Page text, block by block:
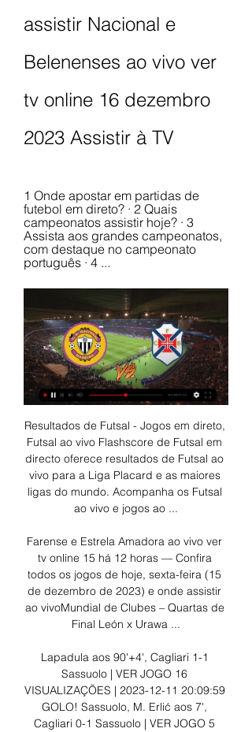
assistir Nacional e
Belenenses ao vivo ver
tv online 16 dezembro
2023 Assistir à TV
1 Onde apostar em partidas de
futebol em direto? · 2 Quais
campeonatos assistir hoje? · 3
Assista aos grandes campeonatos,
com destaque no campeonato
português · 4 ...
Resultados de Futsal - Jogos em direto, Futsal ao vivo Flashscore de Futsal em directo oferece resultados de Futsal ao vivo para a Liga Placard e as maiores ligas do mundo. Acompanha os Futsal ao vivo e jogos ao ...

Farense e Estrela Amadora ao vivo ver tv online 15 há 12 horas — Confira todos os jogos de hoje, sexta-feira (15 de dezembro de 2023) e onde assistir ao vivoMundial de Clubes – Quartas de Final León x Urawa ...

Lapadula aos 90'+4', Cagliari 1-1 Sassuolo | VER JOGO 16 VISUALIZAÇÕES | 2023-12-11 20:09:59 GOLO! Sassuolo, M. Erlić aos 7', Cagliari 0-1 Sassuolo | VER JOGO 5 VISUALIZAÇÕES | 2023-12-11 19:51:31 GOLO! Empoli, H. Rafia (p. ) aos 71', Empoli 1-1 Lecce | VER JOGO 5 VISUALIZAÇÕES | 2023-12-11 19:50:51 GOLO! Lecce, L. Banda aos 64', Empoli 0-1 Lecce | VER JOGO 50 VISUALIZAÇÕES | 2023-12-10 22:08:37 GOLO! Fiorentina, L. Martínez aos 66', Roma 1-1 Fiorentina | VER JOGO 869 VISUALIZAÇÕES | 2023-12-10 19:59:43 GOLO! Roma, R. Lukaku aos 5', Roma 1-0 Fiorentina | VER JOGO 0 VISUALIZAÇÕES | 2023-12-10 18:50:49 GOLO! Salernitana, Simy aos 75', Salernitana 1-2 Bologna | VER JOGO 1 VISUALIZAÇÕES | 2023-12-10 17:36:10 GOLO! Bologna, J. 

Assistir times online ao vivo - futebolplayhd.com 31/12/2022 — Vivo Online Grátis Sem Travar Tv Online Ao Vivo Grátis e em HD. VILLA Assistir Nacional x Internacional ao vivo 07/06/2023 HD online. 07 ...

instagram. com/tabelaesportivaoficial https://twitter. com/okayokayentret1 Primeiramente, gostaríamos de perguntar: você já acompanha nosso site? Caso não, recomendamos que você se inscreva para receber informações atualizadas sobre as principais competições do esporte mundial. Em nosso site, você encontrará guias de TV e internet, além dos melhores momentos das partidas, informações sobre o mercado da bola e a possibilidade de assistir aos jogos de futebol AO VIVO. Essas são algumas das vantagens que oferecemos para que você não perca nenhum evento esportivo importante. Além disso, ao se inscrever, você ficará por dentro das notícias em resumo, com detalhes sobre escalações, datas, horários, locais, prognósticos e links para acompanhar seu esporte favorito AO VIVO. 

assistir Benfica x Farense ao vivo agora 8 dezembro 2023 12 há 8 dias — Assistir Benfica x Farense 08/12/2023 15:00 online grátis no Multicanais ao vivo. Assista TV Online Grátis, canais de TV aberta 24 0. +. 0 ...

Onde assistir o jogo CD Nacional x CF Belenenses AO VIVO Segunda LigaCD Nacional x CF Belenenses duelam hoje, Sábado (16 de dezembro), o emocionante confronto está marcado para às 12h30 (horário de Brasília) Segunda Liga na sua edição 2023/24. Para se manter informado sobre todos os detalhes desta imperdível partida entre CD Nacional x CF Belenenses, incluindo opções de como e onde assistir na TV, celular, notebook, tablet e aplicativos de streaming, confie no Tabela Esportiva! Aqui, forneceremos todas as informações do jogo, para que você não perca nenhum lance importante! BETANO – Abra sua conta e ganhe Bônus de boas-vindas de 100% até R$500 (Clique Aqui) Ganhe 30 dias grátis no DAZN e acompanhe AO VIVO os principais eventos esportivos Onde assistir CD Nacional x CF Belenenses Futebol AO VIVO na TV Infelizmente, não será possível acompanhar a partida através da transmissão de TV. Como assistir CD Nacional x CF Belenenses Futebol AO VIVO Online no seu celular, tablet e notebook A fim de não perder nenhum lance do jogo ao vivo, você pode acompanhar tudo em tempo real através do seu celular, tablet ou PC. 

Boateng aos 29', Arouca 0-2 Rio Ave | VER JOGO 179 VISUALIZAÇÕES | 2023-12-10 18:11:01 GOLO! Rio Ave, Santos aos 5', Arouca 0-1 Rio Ave | VER JOGO 475 VISUALIZAÇÕES | 2023-12-10 17:56:11 Liga Portugal Betclic (13ªJ): Resumo Estrela Amadora 3-1 Boavista | VER JOGO 166 VISUALIZAÇÕES | 2023-12-10 17:28:47 GOLO! Estrela Amadora, Kikas aos 84', Estrela Amadora 3-1 Boavista | VER JOGO 156 VISUALIZAÇÕES | 2023-12-10 17:22:40 GOLO! Estrela Amadora, R. Abascal (p. b. ) aos 78', Estrela Amadora 2-1 Boavista | VER JOGO 149 VISUALIZAÇÕES | 2023-12-10 17:16:08 GOLO! Boavista, Martim Tavares aos 74', Estrela Amadora 1-1 Boavista | VER JOGO 235 VISUALIZAÇÕES | 2023-12-10 16:55:45 GOLO! Estrela Amadora, Léo Jabá aos 52', Estrela Amadora 1-0 Boavista | VER JOGO 3210 VISUALIZAÇÕES | 2023-12-09 22:57:46 Liga Portugal Betclic (13ªJ): Resumo FC Porto 3-1 Casa Pia | VER JOGO Notícias Champions: Galeno eleito novamente Jogador da Semana Galeno repetiu a eleição de melhor jogador na última jornada da fase de grupos da Liga dos Campeões, após contabilizar dois golos e duas assistências na vitória do FC Porto por 5-3 diante dos ucranianos do Shakhtar Donetsk. 

Por exemplo, você pode assistir a partida entre CD Nacional x CF Belenenses AO VIVO em nosso site. Entretanto, gostaríamos também de convidá-lo a colaborar conosco e nos ajudar a marcar um verdadeiro golaço! Sua opinião é importante para nós, por isso não deixe de clicar aqui para registrar suas sugestões de melhoria do nosso conteúdo ou compartilhar sua opinião. Aqui no Tabela Esportiva, valorizamos a voz dos nossos leitores acima de tudo! - Anúncios - Um apaixonado por esportes no geral, buscando o seu sonho de trabalhar com o que realmente ama. 

Para isso, basta acessar o site Betano (Clique Aqui), que realizará a transmissão online. Além dessa opção, você também pode assistir ao confronto utilizando o aplicativo, disponível para download tanto para IOS quanto para Android. Contudo, é importante lembrar que o acesso a esse serviço requer assinatura. Acompanhe no Google Futebol AO VIVO em Tempo Real Você tem interesse em acompanhar o duelo em tempo real? Nesse caso, uma ótima opção é utilizar o serviço de atualização do Google, que fornece um resumo detalhado minuto a minuto dos eventos da partida. Contudo, para acessá-lo, basta (Clicar Aqui) e ficar por dentro de todos os detalhes do jogo de forma rápida e prática. Ficha técnica do jogo Data: Sábado, 16 de dezembro de 2023 Local: Estádio, da Madeira, Portugal Horário: Às 12h30 (Horário de Brasília) Competição: Segunda Liga Onde assistir? Betano Siga o Tabela Esportiva também no Google Notícias, (CLIQUE AQUI) e em seguida aperte em “Seguir” Nossas Redes Sociais / Tabela Esportiva https://www. 

Ferreira 2-1 Penafiel | VER JOGO 79 VISUALIZAÇÕES | 2023-12-09 12:21:49 GOLO! P. Ferreira, Jójó aos 49', P. Ferreira 2-1 Penafiel | VER JOGO 63 VISUALIZAÇÕES | 2023-12-09 12:43:47 GOLO! P. Ferreira, Rui Fonte aos 45', P. Ferreira 1-1 Penafiel | VER JOGO Serie A: Últimos Golos 26 VISUALIZAÇÕES | 2023-12-15 20:58:45 GOLO! Genoa, Albert Gudmundsson aos 48', Genoa 1-1 Juventus | VER JOGO 29 VISUALIZAÇÕES | 2023-12-15 20:22:08 GOLO! Juventus, F. Chiesa aos 28', Genoa 0-1 Juventus | VER JOGO 510 VISUALIZAÇÕES | 2023-12-11 22:06:08 GOLO! Cagliari, L. Pavoletti aos 90'+9', Cagliari 2-1 Sassuolo | VER JOGO 42 VISUALIZAÇÕES | 2023-12-11 22:03:45 GOLO! Cagliari, G. 

Viseu | VER JOGO 112 VISUALIZAÇÕES | 2023-12-10 12:00:01 GOLO! Ac. Viseu, Arthur Chaves aos 45'+1', Mafra 1-1 Ac. Viseu | VER JOGO 109 VISUALIZAÇÕES | 2023-12-10 11:42:20 GOLO! Mafra, Diogo Almeida aos 27', Mafra 1-0 Ac. Viseu | VER JOGO 32 VISUALIZAÇÕES | 2023-12-10 16:16:05 Liga Portugal SABSEG (13ª Jornada): Resumo Leixões 0-0 Feirense | VER JOGO 95 VISUALIZAÇÕES | 2023-12-10 11:55:23 Liga Portugal SABSEG (13ª Jornada): Resumo Tondela 2-3 Santa Clara | VER JOGO 12 VISUALIZAÇÕES | 2023-12-10 11:43:51 GOLO! Santa Clara, Paulo Henrique aos 90'+1', Tondela 2-3 Santa Clara | VER JOGO 7 VISUALIZAÇÕES | 2023-12-10 11:37:24 GOLO! Santa Clara, Bruno Almeida aos 80', Tondela 2-2 Santa Clara | VER JOGO 7 VISUALIZAÇÕES | 2023-12-10 11:27:31 GOLO! Tondela, Roberto aos 54', Tondela 2-1 Santa Clara | VER JOGO 5 VISUALIZAÇÕES | 2023-12-10 11:16:03 GOLO! Santa Clara, Pedro Pacheco aos 45'+7', Tondela 1-1 Santa Clara | VER JOGO 5 VISUALIZAÇÕES | 2023-12-10 11:00:35 GOLO! Tondela, Luan Farias aos 45', Tondela 1-0 Santa Clara | VER JOGO 148 VISUALIZAÇÕES | 2023-12-09 13:14:29 Liga Portugal SABSEG (13ª Jornada): Resumo P. 

Guitane aos 90'+1', Estoril 2-1 FC Porto | VER JOGO 5667 VISUALIZAÇÕES | 2023-12-06 18:41:59 GOLO! FC Porto, Pepê aos 34', Estoril 1-1 FC Porto | VER JOGO 5382 VISUALIZAÇÕES | 2023-12-06 18:29:25 GOLO! Estoril, Cassiano aos 22', Estoril 1-0 FC Porto | VER JOGO 6382 VISUALIZAÇÕES | 2023-11-02 22:58:05 Allianz Cup (Fase 3 - Jornada 2): Resumo Sporting 4-2 Farense | VER JOGO 2441 VISUALIZAÇÕES | 2023-11-02 22:05:37 GOLO! Farense, Vítor Gonçalves aos 79', Sporting 4-2 Farense | VER JOGO 12425 VISUALIZAÇÕES | 2023-11-02 21:57:25 GOLO! Sporting, Gyokeres aos 63', Sporting 4-1 Farense | VER JOGO 3959 VISUALIZAÇÕES | 2023-11-02 21:55:00 GOLO! Sporting, Nuno Santos aos 56', Sporting 3-1 Farense | VER JOGO 4757 VISUALIZAÇÕES | 2023-11-02 21:33:44 GOLO! Farense, Mattheus Oliveira aos 49', Sporting 2-1 Farense | VER JOGO 6309 VISUALIZAÇÕES | 2023-11-02 21:00:25 GOLO! Sporting, Gyokeres aos 28', Sporting 2-0 Farense | VER JOGO 11769 VISUALIZAÇÕES | 2023-11-02 20:54:16 GOLO! Sporting, Gyokeres aos 24', Sporting 1-0 Farense | VER JOGO 1329 VISUALIZAÇÕES | 2023-11-01 22:59:45 Allianz Cup (Fase 3 - Jornada 2): Resumo Braga 1-1 Casa Pia | VER JOGO 1360 VISUALIZAÇÕES | 2023-11-01 22:00:57 GOLO! Casa Pia, Clayton aos 76', Braga 1-1 Casa Pia | VER JOGO 816 VISUALIZAÇÕES | 2023-11-01 21:48:29 GOLO! Braga, Pizzi aos 62', Braga 1-0 Casa Pia | VER JOGO 5954 VISUALIZAÇÕES | 2023-10-31 22:30:12 Allianz Cup (Fase 3 - Jornada 2): Resumo Arouca 0-2 Benfica | VER JOGO 22700 VISUALIZAÇÕES | 2023-10-31 21:56:24 GOLO! Benfica, Arthur Cabral aos 74', Arouca 0-2 Benfica | VER JOGO 15130 VISUALIZAÇÕES | 2023-10-31 20:49:08 GOLO! Benfica, Di María aos 26', Arouca 0-1 Benfica | VER JOGO 481 VISUALIZAÇÕES | 2023-09-28 22:37:17 Allianz Cup (Fase 3 - Jornada 1): Resumo Casa Pia 2-1 Nacional | VER JOGO 158 VISUALIZAÇÕES | 2023-09-28 22:16:18 GOLO! Casa Pia, Clayton aos 90'+3', Casa Pia 2-1 Nacional | VER JOGO Liga SABSEG: Últimos golos e Resumos 153 VISUALIZAÇÕES | 2023-12-10 18:37:36 Liga Portugal SABSE